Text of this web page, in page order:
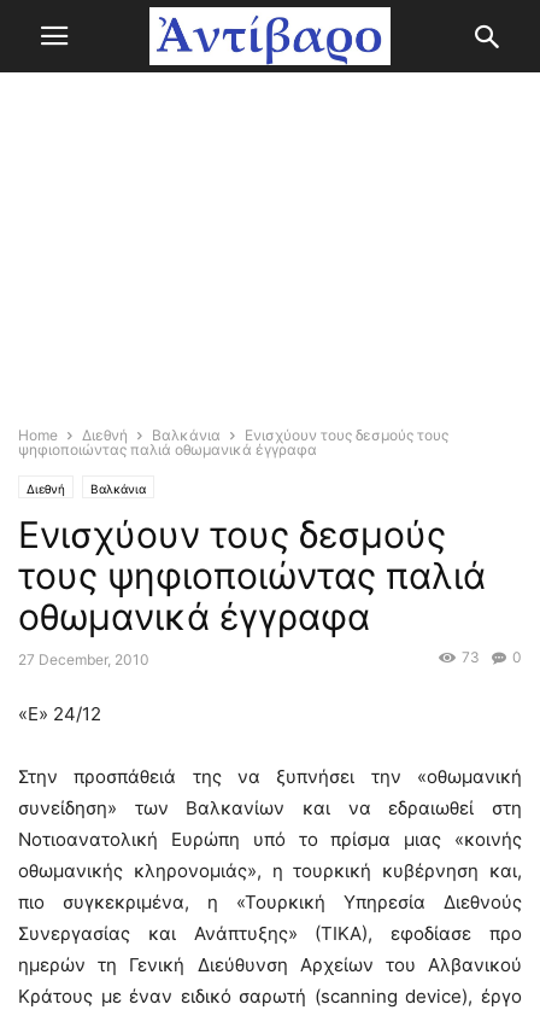
Home Διεθνή Βαλκάνια
Ενισχύουν τους δεσμούς τους
ψηφιοποιώντας παλιά οθωμανικά έγγραφα
Διεθνή Βαλκάνια
Ενισχύουν τους δεσμούς
τους ψηφιοποιώντας παλιά
οθωμανικά έγγραφα
27 December, 2010 0
73
«E» 24/12
Στην προσπάθειά της να ξυπνήσει την «οθωμανική
συνείδηση» των Βαλκανίων και να εδραιωθεί στη
Νοτιοανατολική Ευρώπη υπό το πρίσμα μιας «κοινής
οθωμανικής κληρονομιάς», η τουρκική κυβέρνηση και,
πιο συγκεκριμένα, η «Τουρκική Υπηρεσία Διεθνούς
Συνεργασίας και Ανάπτυξης» (ΤΙΚΑ), εφοδίασε προ
ημερών τη Γενική Διεύθυνση Αρχείων του Αλβανικού
Κράτους με έναν ειδικό σαρωτή (scanning device), έργο